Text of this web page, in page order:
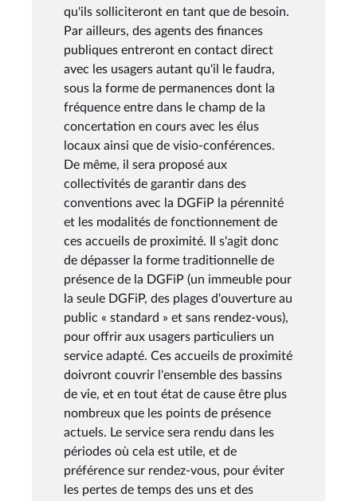
qu'ils solliciteront en tant que de besoin.
Par ailleurs, des agents des finances
publiques entreront en contact direct
avec les usagers autant qu'il le faudra,
sous la forme de permanences dont la
fréquence entre dans le champ de la
concertation en cours avec les élus
locaux ainsi que de visio-conférences.
De même, il sera proposé aux
collectivités de garantir dans des
conventions avec la DGFiP la pérennité
et les modalités de fonctionnement de
ces accueils de proximité. Il s'agit donc
de dépasser la forme traditionnelle de
présence de la DGFiP (un immeuble pour
la seule DGFiP, des plages d'ouverture au
public « standard » et sans rendez-vous),
pour offrir aux usagers particuliers un
service adapté. Ces accueils de proximité
doivront couvrir l'ensemble des bassins
de vie, et en tout état de cause être plus
nombreux que les points de présence
actuels. Le service sera rendu dans les
périodes où cela est utile, et de
préférence sur rendez-vous, pour éviter
les pertes de temps des uns et des